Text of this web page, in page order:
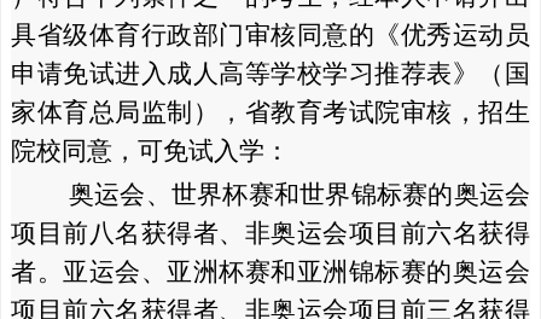
具省级体育行政部门审核同意的《优秀运动员
申请免试进入成人高等学校学习推荐表》（国
家体育总局监制），省教育考试院审核，招生
院校同意，可免试入学：
奥运会、世界杯赛和世界锦标赛的奥运会
项目前八名获得者、非奥运会项目前六名获得
者。亚运会、亚洲杯赛和亚洲锦标赛的奥运会
项目前六名获得者、非奥运会项目前三名获得